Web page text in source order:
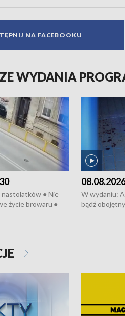
NA FACEBOOKU
WYDANIA
● Nie
życie browaru ●
W wydaniu:
bądź